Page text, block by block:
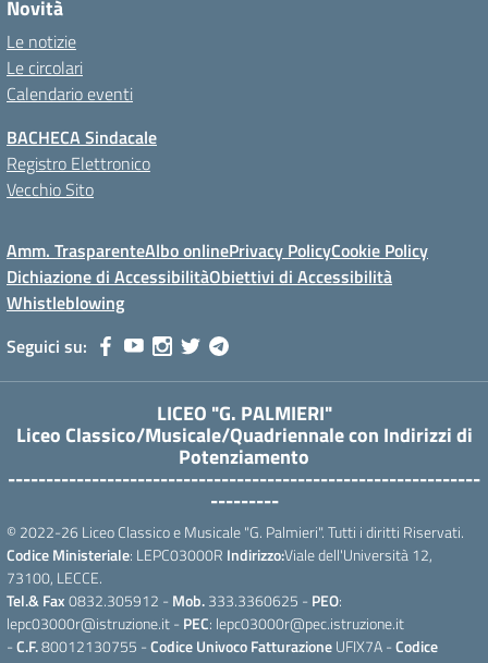
Novità
Le notizie
Le circolari
Calendario eventi
BACHECA Sindacale
Registro Elettronico
Vecchio Sito
Amm. TrasparenteAlbo onlinePrivacy PolicyCookie Policy
Dichiazione di AccessibilitàObiettivi di Accessibilità
Whistleblowing
Seguici su:
LICEO "G. PALMIERI"
Liceo Classico/Musicale/Quadriennale con Indirizzi di
Potenziamento
--------------------------------------------------------------
---------
© 2022-26 Liceo Classico e Musicale "G. Palmieri". Tutti i diritti Riservati.
Codice Ministeriale: LEPC03000R Indirizzo:Viale dell'Università 12,
73100, LECCE.
Tel.& Fax0832.305912 - Mob.333.3360625 - PEO:
lepc03000r@istruzione.it - PEC: lepc03000r@pec.istruzione.it
-C.F.80012130755 -Codice Univoco FatturazioneUFIX7A -Codice